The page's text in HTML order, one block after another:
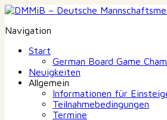
Navigation
Start
German Board Game
Neuigkeiten
Allgemein
Informationen für
Teilnahmebedingungen
Termine